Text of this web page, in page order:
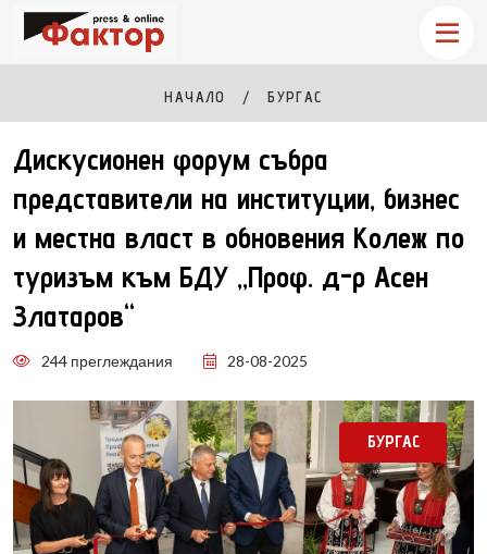
НАЧАЛО БУРГАС
Дискусионен форум събра
представители на институции, бизнес
и местна власт в обновения Колеж по
туризъм към БДУ „Проф. д-р Асен
Златаров“
244 преглеждания 28-08-2025
БУРГАС